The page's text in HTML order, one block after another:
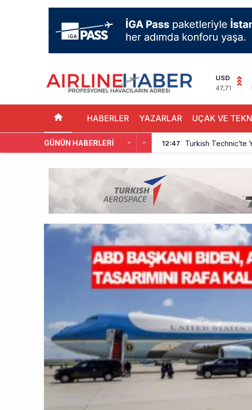
USD
47,71
HABERLER YAZARLAR UÇAK VE
GÜNÜN HABERLERI 12:47 Turkish Technic’te
İstanbul
THY’nin
10:48 TOLUN P’den Yeni
10:26 Türkiye’nin Milli
18:40 SunExpress Günlük
17:59 İstanbul